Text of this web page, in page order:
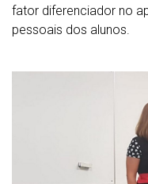
fator diferenciador no
pessoais dos alunos.